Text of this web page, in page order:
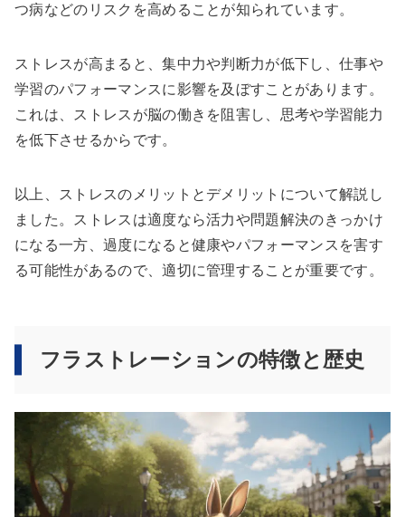
つ病などのリスクを高めることが知られています。
ストレスが高まると、集中力や判断力が低下し、仕事や
学習のパフォーマンスに影響を及ぼすことがあります。
これは、ストレスが脳の働きを阻害し、思考や学習能力
を低下させるからです。
以上、ストレスのメリットとデメリットについて解説し
ました。ストレスは適度なら活力や問題解決のきっかけ
になる一方、過度になると健康やパフォーマンスを害す
る可能性があるので、適切に管理することが重要です。
フラストレーションの特徴と歴史